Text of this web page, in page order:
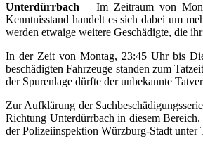
Unterdürrbach – Im Zeitraum von
Kenntnisstand handelt es sich dabei um
werden etwaige weitere Geschädigte, die
In der Zeit von Montag, 23:45 Uhr bis
beschädigten Fahrzeuge standen zum
der Spurenlage dürfte der unbekannte
Zur Aufklärung der
Richtung Unterdürrbach in diesem
der Polizeiinspektion Würzburg-Stadt unter